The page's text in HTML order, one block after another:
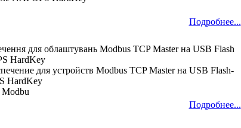
Подробнее...
для облаштувань Modbus TCP Master на USB Flash
HardKey
для устройств Modbus TCP Master на USB Flash-
HardKey
Modbu
Подробнее...